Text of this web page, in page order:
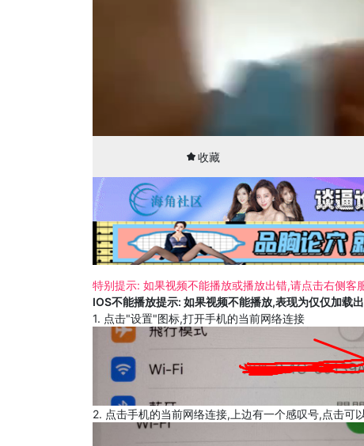
收藏
特别提示: 如果视频不能播放或播放出错,请点击右侧客
IOS不能播放提示: 如果视频不能播放,表现为仅仅加载
1. 点击"设置"图标,打开手机的当前网络连接
2. 点击手机的当前网络连接,上边有一个感叹号,点击可